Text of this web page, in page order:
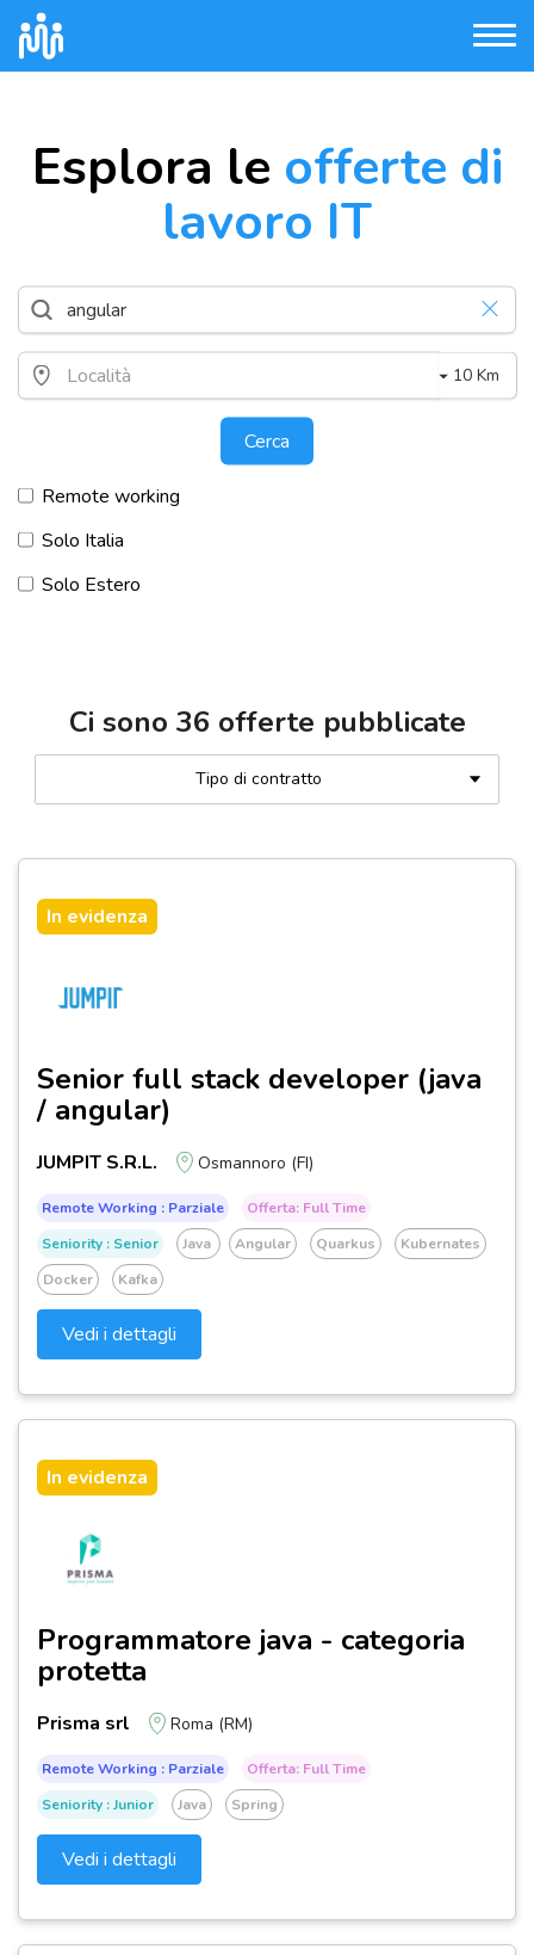
Esplora le offerte di
lavoro IT
10 Km
Cerca
Remote working
Solo Italia
Solo Estero
Ci sono 36 offerte pubblicate
Tipo di contratto
In evidenza
Senior full stack developer (java
/ angular)
JUMPIT S.R.L. Osmannoro (FI)
Remote Working : Parziale
Offerta: Full Time
Seniority : Senior
Java Angular Quarkus
Kubernates
Docker
Kafka
Vedi i dettagli
In evidenza
Programmatore java - categoria
protetta
Prisma srl Roma (RM)
Remote Working : Parziale
Offerta: Full Time
Seniority : Junior
Java Spring
Vedi i dettagli